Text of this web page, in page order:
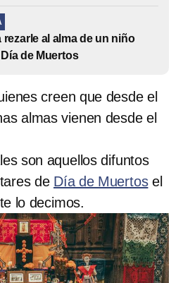
rezarle al alma de un niño
de Muertos
creen que desde el
almas vienen desde el
son aquellos difuntos
de Día de Muertosel
lo decimos.